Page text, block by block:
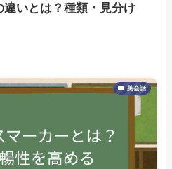
いとは？種類・見分け
英会話